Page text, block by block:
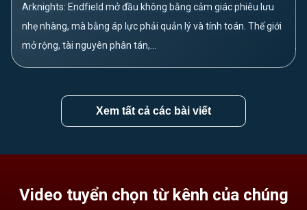
Arknights: Endfield mở đầu không bằng cảm giác phiêu lưu
nhẹ nhàng, mà bằng áp lực phải quản lý và tính toán. Thế giới
mở rộng, tài nguyên phân tán,...
Xem tất cả các bài viết
Video tuyển chọn từ kênh của chúng